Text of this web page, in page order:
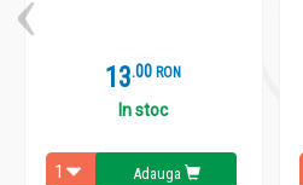
13.0 RON
In stoc
Adauga